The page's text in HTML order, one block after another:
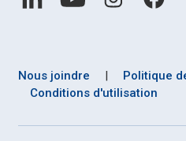
Nous joindre | Politique
Conditions d'utilisation